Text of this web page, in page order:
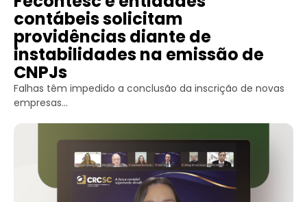
contábeis solicitam
providências diante de
instabilidades na emissão de
CNPJs
Falhas têm impedido a conclusão da inscrição de novas
empresas...